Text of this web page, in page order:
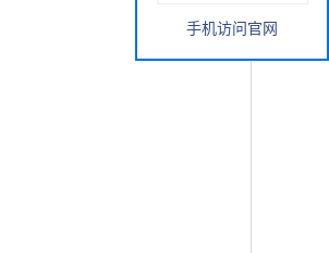
手机访问官网